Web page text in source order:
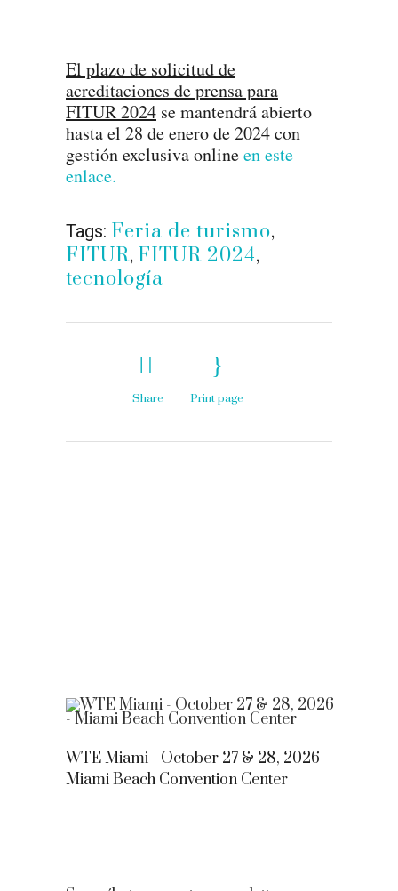
El plazo de solicitud de
acreditaciones de prensa para
FITUR 2024 se mantendrá abierto
hasta el 28 de enero de 2024 con
gestión exclusiva onlineen este
enlace.
Tags: Feria de turismo,
FITUR, FITUR 2024,
tecnología
Share Print page
WTE Miami - October 27 & 28, 2026 -
Miami Beach Convention Center